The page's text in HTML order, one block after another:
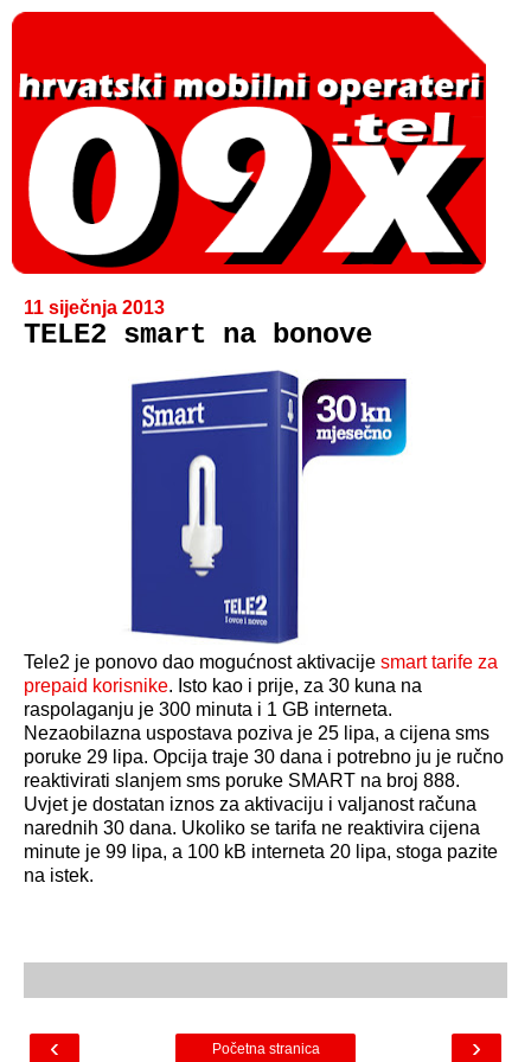
11 siječnja 2013
TELE2 smart na bonove
Tele2 je ponovo dao mogućnost aktivacije smart tarife za
prepaid korisnike. Isto kao i prije, za 30 kuna na
raspolaganju je 300 minuta i 1 GB interneta.
Nezaobilazna uspostava poziva je 25 lipa, a cijena sms
poruke 29 lipa. Opcija traje 30 dana i potrebno ju je ručno
reaktivirati slanjem sms poruke SMART na broj 888.
Uvjet je dostatan iznos za aktivaciju i valjanost računa
narednih 30 dana. Ukoliko se tarifa ne reaktivira cijena
minute je 99 lipa, a 100 kB interneta 20 lipa, stoga pazite
na istek.
‹ ›
Početna stranica